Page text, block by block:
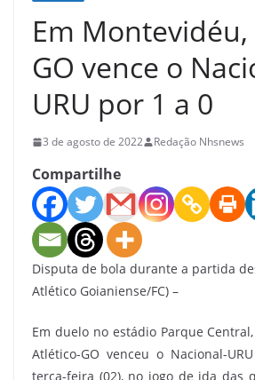
Em
GO vence o
URU por 1 a 0
3 de agosto de 2022 Redação Nhsnews
Compartilhe
Disputa de bola durante a partida
Atlético Goianiense/FC) –
Em duelo no estádio Parque
Atlético-GO venceu o Nacional-
terça-feira (02), no jogo de ida das